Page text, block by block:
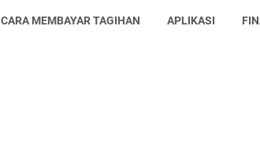
CARA MEMBAYAR TAGIHAN APLIKASI